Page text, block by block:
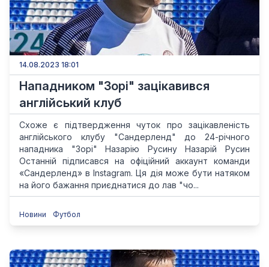
14.08.2023 18:01
Нападником "Зорі" зацікавився
англійський клуб
Схоже є підтвердження чуток про зацікавленість
англійського клубу "Сандерленд" до 24-річного
нападника "Зорі" Назарію Русину Назарій Русин
Останній підписався на офіційний аккаунт команди
«Сандерленд» в Instagram. Ця дія може бути натяком
на його бажання приєднатися до лав "чо...
Новини Футбол